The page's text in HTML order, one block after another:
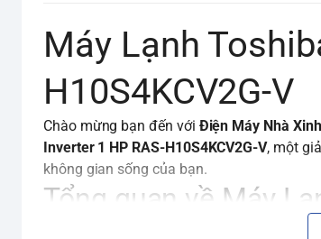
Máy Lạnh
H10S4KCV2G-V
Chào mừng bạn đến với Điện Máy Nhà Xinh
Inverter 1 HP RAS-H10S4KCV2G-V, một
không gian sống của bạn.
Tổng quan về Máy